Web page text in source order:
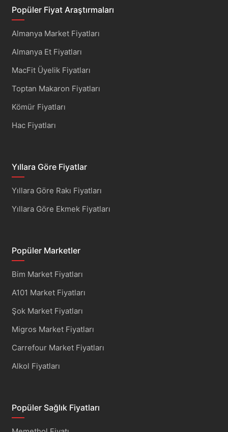
Popüler Fiyat Araştırmaları
Almanya Market Fiyatları
Almanya Et Fiyatları
MacFit Üyelik Fiyatları
Toptan Makaron Fiyatları
Kömür Fiyatları
Hac Fiyatları
Yıllara Göre Fiyatlar
Yıllara Göre Rakı Fiyatları
Yıllara Göre Ekmek Fiyatları
Popüler Marketler
Bim Market Fiyatları
A101 Market Fiyatları
Şok Market Fiyatları
Migros Market Fiyatları
Carrefour Market Fiyatları
Alkol Fiyatları
Popüler Sağlık Fiyatları